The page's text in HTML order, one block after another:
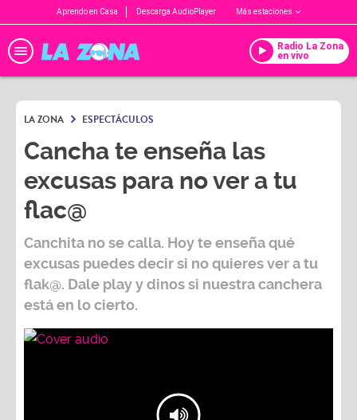
Aprendo en Casa Descarga AudioPlayer Más estaciones
Radio La Zona
en vivo
LA ZONA ESPECTÁCULOS
Cancha te enseña las
excusas para no ver a tu
flac@
Canchita no se calla. Hoy te enseña qué
excusas puedes decir si no quieres ver a tu
flak@. Dale play y dinos si nuestra canchera
está en lo cierto.